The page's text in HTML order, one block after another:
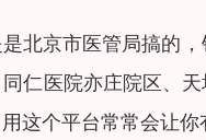
北京市医管局搞的
仁医院亦庄院区、
这个平台常常会让你